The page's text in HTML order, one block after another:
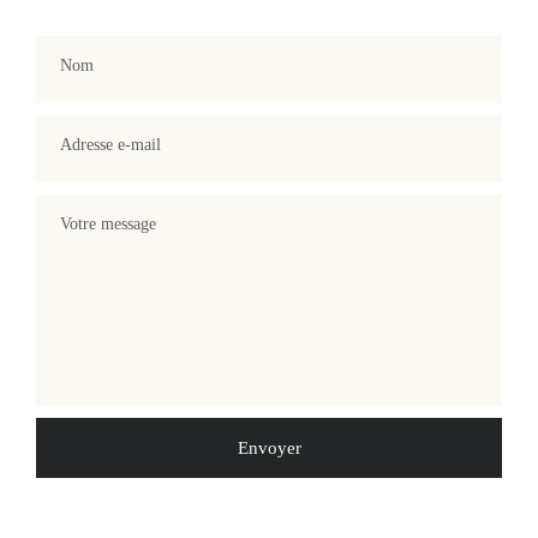
Nom
Adresse e-mail
Votre message